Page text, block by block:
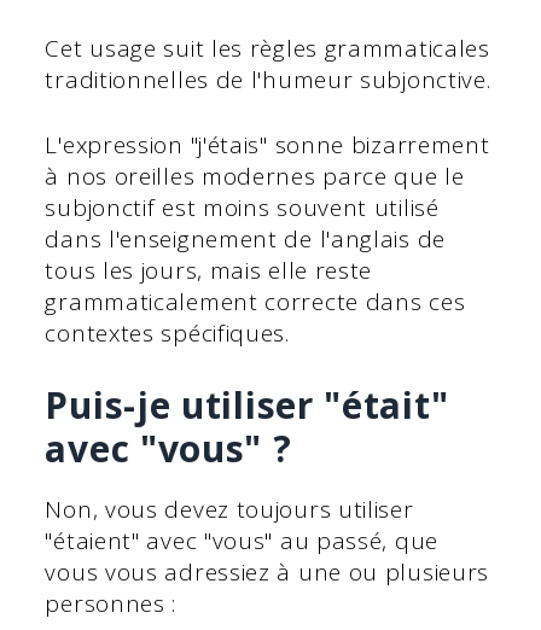
Cet usage suit les règles grammaticales
traditionnelles de l'humeur subjonctive.
L'expression "j'étais" sonne bizarrement
à nos oreilles modernes parce que le
subjonctif est moins souvent utilisé
dans l'enseignement de l'anglais de
tous les jours, mais elle reste
grammaticalement correcte dans ces
contextes spécifiques.
Puis-je utiliser "était"
avec "vous" ?
Non, vous devez toujours utiliser
"étaient" avec "vous" au passé, que
vous vous adressiez à une ou plusieurs
personnes :